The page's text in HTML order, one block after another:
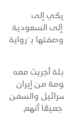
إلى
إلى السعودية
بـ"رواية
أجريت معه
من إيران
والسفن
جميعًا أنهم